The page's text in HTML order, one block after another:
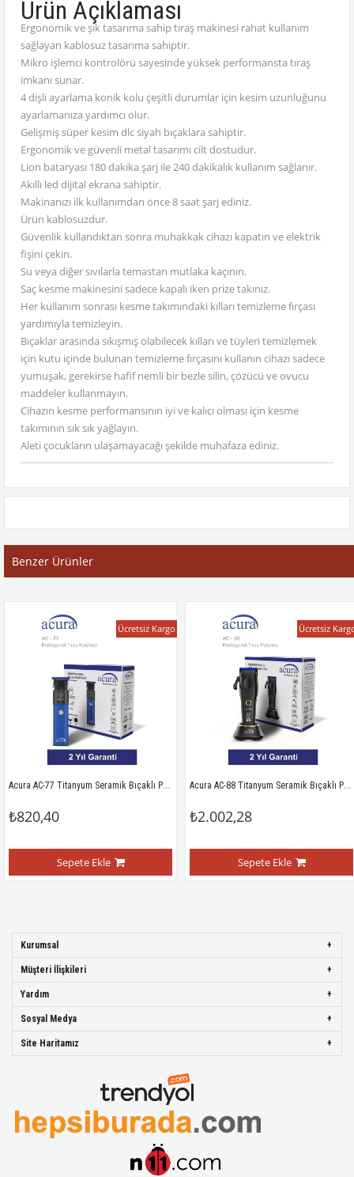
Ürün Açıklaması
Ergonomik ve şık tasarıma sahip tıraş makinesi rahat kullanım
sağlayan kablosuz tasarıma sahiptir.
Mikro işlemci kontrolörü sayesinde yüksek performansta tıraş
imkanı sunar.
4 dişli ayarlama konik kolu çeşitli durumlar için kesim uzunluğunu
ayarlamanıza yardımcı olur.
Gelişmiş süper kesim dlc siyah bıçaklara sahiptir.
Ergonomik ve güvenli metal tasarımı cilt dostudur.
Lion bataryası 180 dakika şarj ile 240 dakikalık kullanım sağlanır.
Akıllı led dijital ekrana sahiptir.
Makinanızı ilk kullanımdan önce 8 saat şarj ediniz.
Ürün kablosuzdur.
Güvenlik kullandıktan sonra muhakkak cihazı kapatın ve elektrik
fişini çekin.
Su veya diğer sıvılarla temastan mutlaka kaçının.
Saç kesme makinesini sadece kapalı iken prize takınız.
Her kullanım sonrası kesme takımındaki kılları temizleme fırçası
yardımıyla temizleyin.
Bıçaklar arasında sıkışmış olabilecek kılları ve tüyleri temizlemek
için kutu içinde bulunan temizleme fırçasını kullanın cihazı sadece
yumuşak, gerekirse hafif nemli bir bezle silin, çözücü ve ovucu
maddeler kullanmayın.
Cihazın kesme performansının iyi ve kalıcı olması için kesme
takımının sık sık yağlayın.
Aleti çocukların ulaşamayacağı şekilde muhafaza ediniz.
Benzer Ürünler
Acura AC-77 Titanyum Seramik Bıçaklı Profesyonel Sakal Ense Tıraş Makinesi
₺820,40
Sepete Ekle
Ücretsiz Kargo
Acura AC-88 Titanyum Seramik Bıçaklı Profesyonel Saç Tıraş Makinesi
₺2.002,28
Sepete Ekle
Ücretsiz
Kurumsal
Müşteri İlişkileri
Yardım
Sosyal Medya
Site Haritamız